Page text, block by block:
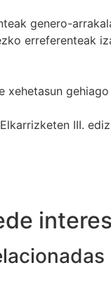
genero-
erreferenteak
xehetasun
III.